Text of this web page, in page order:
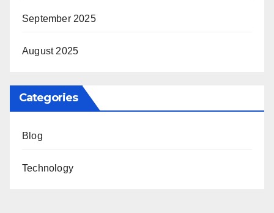
September 2025
August 2025
Categories
Blog
Technology